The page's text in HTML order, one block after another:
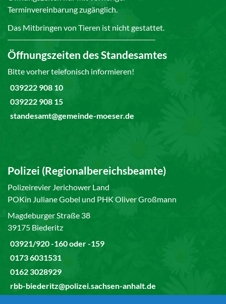
Terminvereinbarung zugänglich.
Das Mitbringen von Tieren ist nicht gestattet.
Öffnungszeiten des Standesamtes
Bitte vorher telefonisch informieren!
039222 908 10
039222 908 15
standesamt@gemeinde-moeser.de
Polizei (Regionalbereichsbeamte)
Polizeirevier Jerichower Land
POKin Juliane Gobel und PHK Oliver Großmann
Magdeburger Straße 38
39175 Biederitz
03921/920 -160 oder -159
0173 6031531
0162 3028929
rbb-biederitz@polizei.sachsen-anhalt.de